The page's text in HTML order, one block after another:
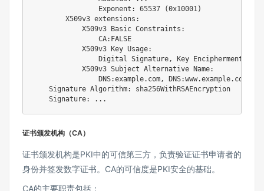
                Exponent: 65537 (0x10001)
        X509v3 extensions:
            X509v3 Basic Constraints:
                CA:FALSE
            X509v3 Key Usage:
                Digital Signature, Key Encipherment
            X509v3 Subject Alternative Name:
                DNS:example.com, DNS:www.example.com
    Signature Algorithm: sha256WithRSAEncryption
证书颁发机构（CA）
证书颁发机构是PKI中的可信第三方，负责验证证书申请者的
身份并签发数字证书。CA的可信度是PKI安全的基础。
CA的主要职责包括：